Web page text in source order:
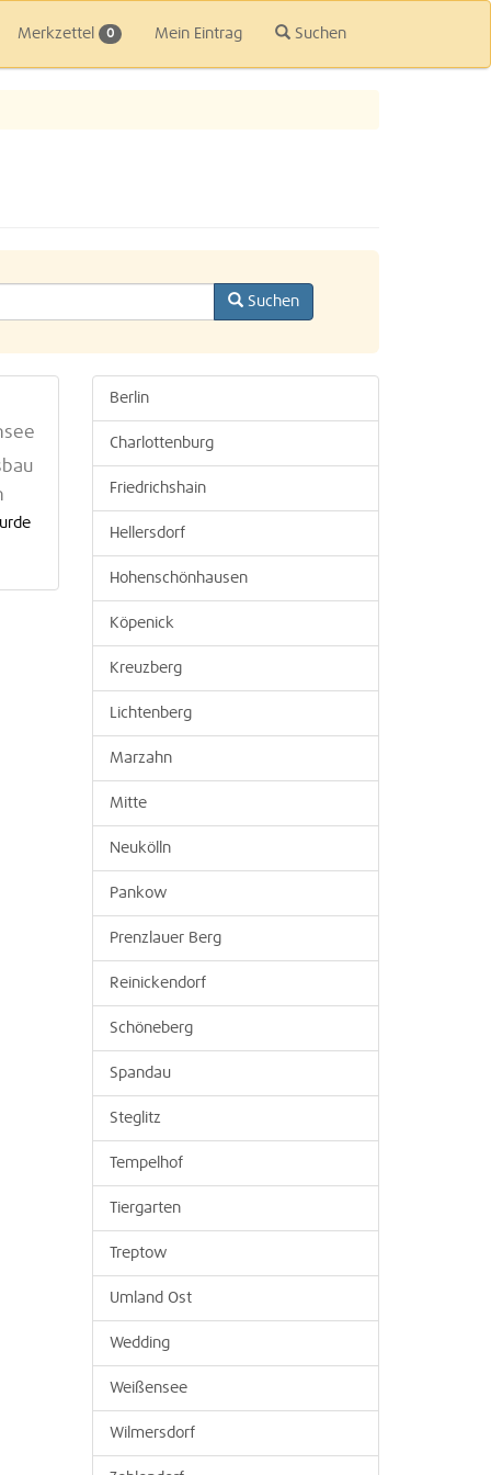
Merkzettel 0 Mein Eintrag Suchen
Suchen
Berlin
Charlottenburg
Friedrichshain
Hellersdorf
Hohenschönhausen
Köpenick
Kreuzberg
Lichtenberg
Marzahn
Mitte
Neukölln
Pankow
Prenzlauer Berg
Reinickendorf
Schöneberg
Spandau
Steglitz
Tempelhof
Tiergarten
Treptow
Umland Ost
Wedding
Weißensee
Wilmersdorf